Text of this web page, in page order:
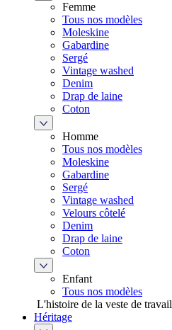
Femme
Tous nos modèles
Moleskine
Gabardine
Sergé
Vintage washed
Denim
Drap de laine
Coton
Homme
Tous nos modèles
Moleskine
Gabardine
Sergé
Vintage washed
Velours côtelé
Denim
Drap de laine
Coton
Enfant
Tous nos modèles
L'histoire de la veste de travail
Héritage